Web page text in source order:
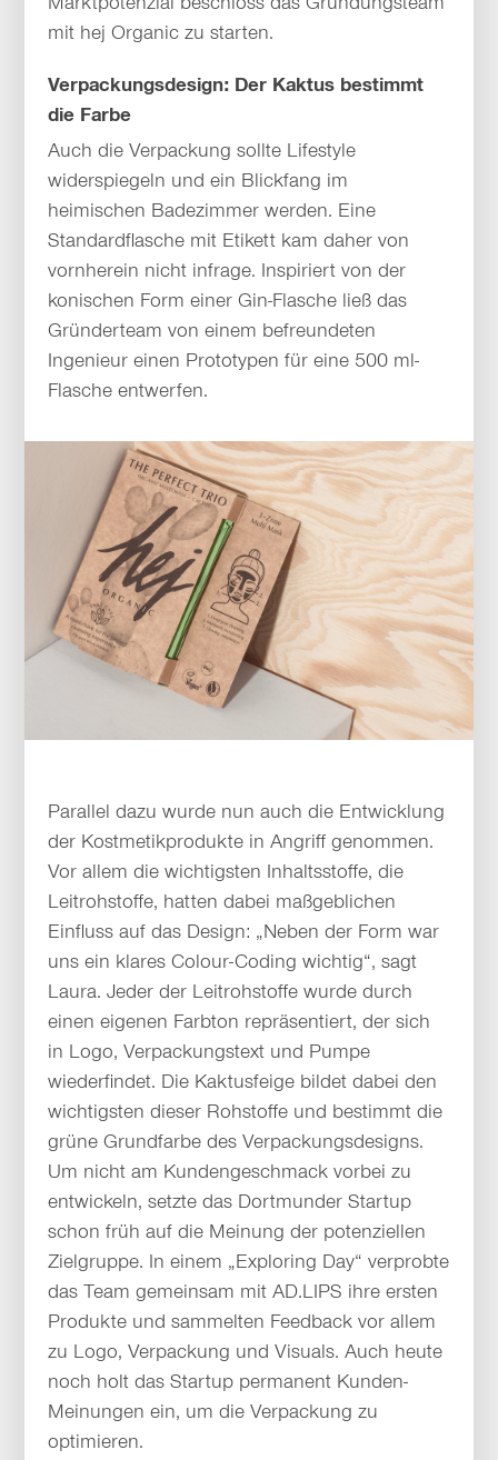
mit hej Organic zu starten.
Verpackungsdesign: Der Kaktus bestimmt
die Farbe
Auch die Verpackung sollte Lifestyle
widerspiegeln und ein Blickfang im
heimischen Badezimmer werden. Eine
Standardflasche mit Etikett kam daher von
vornherein nicht infrage. Inspiriert von der
konischen Form einer Gin-Flasche ließ das
Gründerteam von einem befreundeten
Ingenieur einen Prototypen für eine 500 ml-
Flasche entwerfen.
Parallel dazu wurde nun auch die Entwicklung
der Kostmetikprodukte in Angriff genommen.
Vor allem die wichtigsten Inhaltsstoffe, die
Leitrohstoffe, hatten dabei maßgeblichen
Einfluss auf das Design: „Neben der Form war
uns ein klares Colour-Coding wichtig“, sagt
Laura. Jeder der Leitrohstoffe wurde durch
einen eigenen Farbton repräsentiert, der sich
in Logo, Verpackungstext und Pumpe
wiederfindet. Die Kaktusfeige bildet dabei den
wichtigsten dieser Rohstoffe und bestimmt die
grüne Grundfarbe des Verpackungsdesigns.
Um nicht am Kundengeschmack vorbei zu
entwickeln, setzte das Dortmunder Startup
schon früh auf die Meinung der potenziellen
Zielgruppe. In einem „Exploring Day“ verprobte
das Team gemeinsam mit AD.LIPS ihre ersten
Produkte und sammelten Feedback vor allem
zu Logo, Verpackung und Visuals. Auch heute
noch holt das Startup permanent Kunden-
Meinungen ein, um die Verpackung zu
optimieren.